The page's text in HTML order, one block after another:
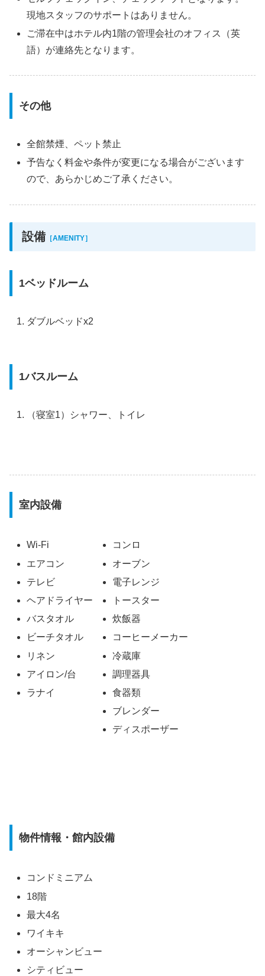
現地スタッフのサポートはありません。
ご滞在中はホテル内1階の管理会社のオフィス（英
語）が連絡先となります。
その他
全館禁煙、ペット禁止
予告なく料金や条件が変更になる場合がございます
ので、あらかじめご了承ください。
設備［AMENITY］
1ベッドルーム
ダブルベッドx2
1バスルーム
（寝室1）シャワー、トイレ
室内設備
Wi-Fi
エアコン
テレビ
ヘアドライヤー
バスタオル
ビーチタオル
リネン
アイロン/台
ラナイ
コンロ
オーブン
電子レンジ
トースター
炊飯器
コーヒーメーカー
冷蔵庫
調理器具
食器類
ブレンダー
ディスポーザー
物件情報・館内設備
コンドミニアム
18階
最大4名
ワイキキ
オーシャンビュー
シティビュー